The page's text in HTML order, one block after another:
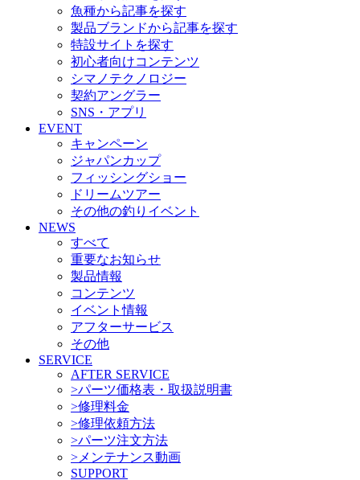
魚種から記事を探す
製品ブランドから記事を探す
特設サイトを探す
初心者向けコンテンツ
シマノテクノロジー
契約アングラー
SNS・アプリ
EVENT
キャンペーン
ジャパンカップ
フィッシングショー
ドリームツアー
その他の釣りイベント
NEWS
すべて
重要なお知らせ
製品情報
コンテンツ
イベント情報
アフターサービス
その他
SERVICE
AFTER SERVICE
>パーツ価格表・取扱説明書
>修理料金
>修理依頼方法
>パーツ注文方法
>メンテナンス動画
SUPPORT